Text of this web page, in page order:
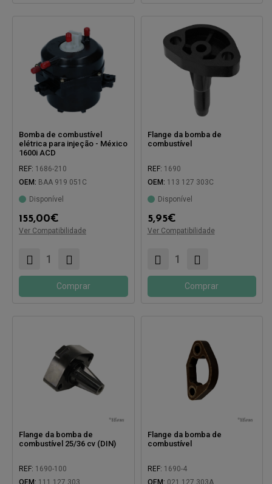
Bomba de combustível
elétrica para injeção - México
1600i ACD
REF: 1686-210
OEM: BAA 919 051C
Disponível
155,00€
Ver Compatibilidade
Compatível com:
Comprar
Flange da bomba de
combustível
REF: 1690
OEM: 113 127 303C
Disponível
5,95€
Ver Compatibilidade
Compatível com:
Comprar
Flange da bomba de
combustível 25/36 cv (DIN)
REF: 1690-100
OEM: 111 127 303
Flange da bomba de
combustível
REF: 1690-4
OEM: 021 127 303A